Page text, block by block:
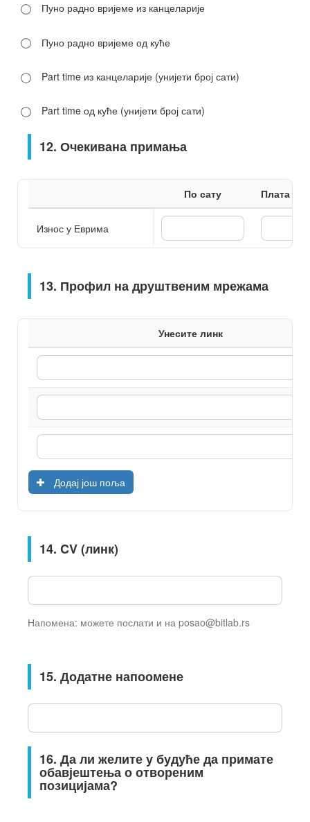
Пуно радно вријеме из канцеларије
Пуно радно вријеме од куће
Part time из канцеларије (унијети број сати)
Part time од куће (унијети број сати)
12. Очекивана примања
По сату Плата за
Износ у Еврима
13. Профил на друштвеним мрежама
Унесите линк
Додај још поља
14. CV (линк)
Напомена: можете послати и на posao@bitlab.rs
15. Додатне напоомене
16. Да ли желите у будуће да примате
обавјештења о отвореним
позицијама?